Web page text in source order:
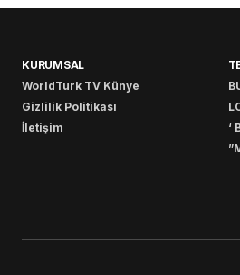
KURUMSAL
WorldTurk TV Künye
Gizlilik Politikası
İletişim
‘